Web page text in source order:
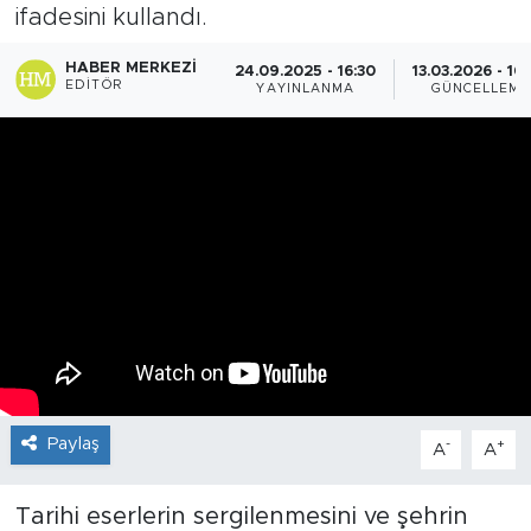
ifadesini kullandı.
HABER MERKEZI
EDITÖR
24.09.2025 - 16:30
YAYINLANMA
13.03.2026 -
GÜNCELLEME
Paylaş A- A+
Tarihi eserlerin sergilenmesini ve şehrin